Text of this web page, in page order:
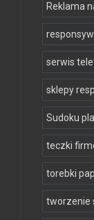
Reklama
serwis
sklepy
Sudoku
teczki
torebki
tworzenie